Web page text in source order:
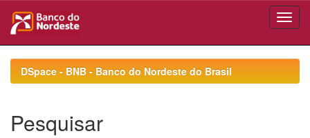
navigationDSpace - BNB - Banco do Nordeste do Brasil
Pesquisar